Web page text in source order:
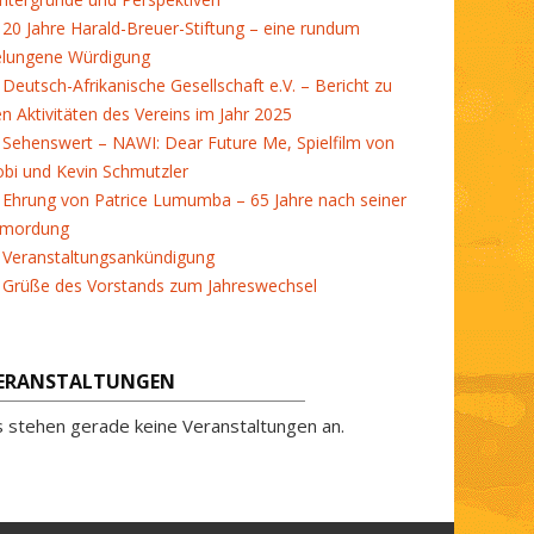
20 Jahre Harald-Breuer-Stiftung – eine rundum
Würdigung
Deutsch-Afrikanische Gesellschaft e.V. – Bericht zu
Aktivitäten des Vereins im Jahr 2025
Sehenswert – NAWI: Dear Future Me, Spielfilm von
und Kevin Schmutzler
Ehrung von Patrice Lumumba – 65 Jahre nach seiner
Veranstaltungsankündigung
Grüße des Vorstands zum Jahreswechsel
stehen gerade keine Veranstaltungen an.